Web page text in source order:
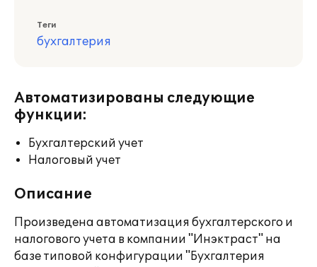
Теги
бухгалтерия
Автоматизированы следующие
функции:
Бухгалтерский учет
Налоговый учет
Описание
Произведена автоматизация бухгалтерского и
налогового учета в компании "Инэктраст" на
базе типовой конфигурации "Бухгалтерия